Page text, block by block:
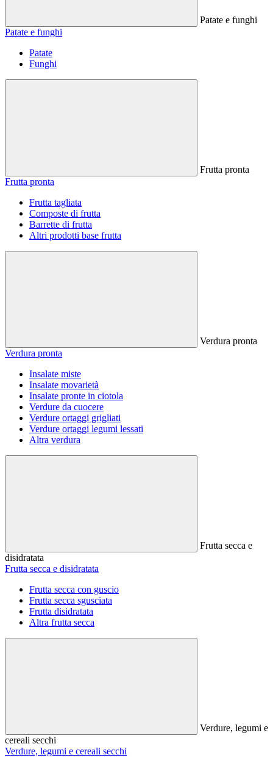
Patate e funghi
Patate e funghi
Patate
Funghi
Frutta pronta
Frutta pronta
Frutta tagliata
Composte di frutta
Barrette di frutta
Altri prodotti base frutta
Verdura pronta
Verdura pronta
Insalate miste
Insalate movarietà
Insalate pronte in ciotola
Verdure da cuocere
Verdure ortaggi grigliati
Verdure ortaggi legumi lessati
Altra verdura
Frutta secca e
disidratata
Frutta secca e disidratata
Frutta secca con guscio
Frutta secca sgusciata
Frutta disidratata
Altra frutta secca
Verdure, legumi e
cereali secchi
Verdure, legumi e cereali secchi